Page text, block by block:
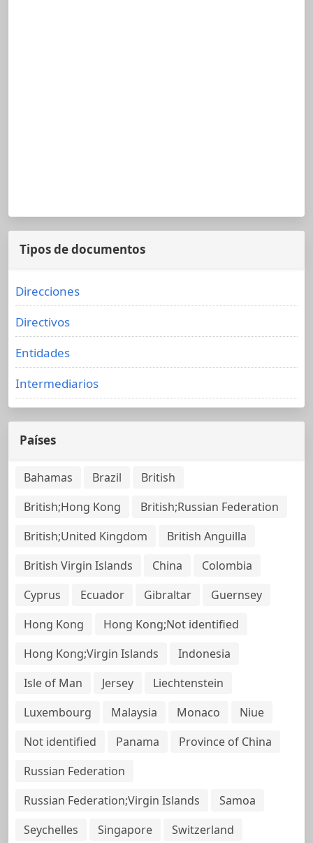
Tipos de documentos
Direcciones
Directivos
Entidades
Intermediarios
Países
Bahamas Brazil
British
British;Hong Kong
British;Russian Federation
British;United Kingdom
British Anguilla
British Virgin Islands
China
Colombia
Cyprus
Ecuador Gibraltar
Guernsey
Hong Kong
Hong Kong;Not identified
Hong Kong;Virgin Islands
Indonesia
Isle of Man
Jersey
Liechtenstein
Luxembourg
Malaysia Monaco
Niue
Not identified
Panama
Province of China
Russian Federation
Russian Federation;Virgin Islands
Samoa
Seychelles
Singapore Switzerland